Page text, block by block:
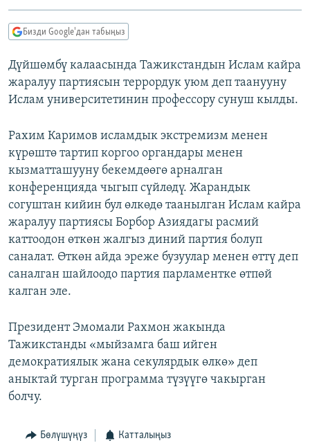
ЭКСПЕРТТЕР ТАЛДАЙТ
БИЗ ЖАНА ДҮЙНӨ
ДАНИСТЕ
АЗАТТЫК+
ЫҢГАЙСЫЗ СУРООЛОР
ӨЗГӨЧӨ ПИКИР
Русский
ЭЕ/АРнун бардык сайттары
Бизди Google'дан табыңыз
Дүйшөмбү калаасында Тажикстандын Ислам кайра
жаралуу партиясын террордук уюм деп таанууну
Ислам университетинин профессору сунуш кылды.
Рахим Каримов исламдык экстремизм менен
күрөштө тартип коргоо органдары менен
кызматташууну бекемдөөгө арналган
конференцияда чыгып сүйлөдү. Жарандык
согуштан кийин бул өлкөдө таанылган Ислам кайра
жаралуу партиясы Борбор Азиядагы расмий
каттоодон өткөн жалгыз диний партия болуп
саналат. Өткөн айда эреже бузуулар менен өттү деп
саналган шайлоодо партия парламентке өтпөй
калган эле.
Президент Эмомали Рахмон жакында
Тажикстанды «мыйзамга баш ийген
демократиялык жана секулярдык өлкө» деп
аныктай турган программа түзүүгө чакырган
болчу.
Бөлүшүңүз Катталыңыз